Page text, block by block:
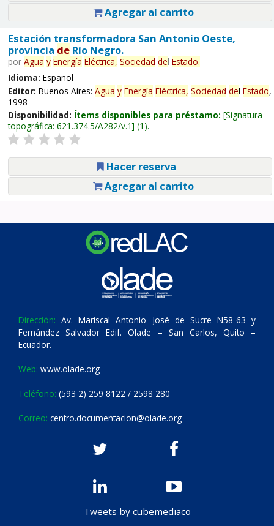
Agregar al carrito
Estación transformadora San Antonio Oeste,
provincia deRío Negro.
por Agua y Energía Eléctrica, Sociedad del Estado.
Idioma: Español
Editor: Buenos Aires: Agua y Energía Eléctrica, Sociedad del Estado,
1998
Disponibilidad: Ítems disponibles para préstamo: Signatura
topográfica: 621.374.5/A282/v.1 (1).
Hacer reserva
Agregar al carrito
Dirección: Av. Mariscal Antonio José de Sucre N58-63 y
Fernández Salvador Edif. Olade – San Carlos, Quito –
Ecuador.
Web: www.olade.org
Teléfono: (593 2) 259 8122 / 2598 280
Correo: centro.documentacion@olade.org
Tweets by cubemediaco